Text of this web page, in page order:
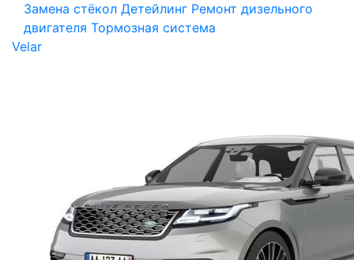
Замена стёкол Детейлинг Ремонт дизельного
двигателя Тормозная система
Velar